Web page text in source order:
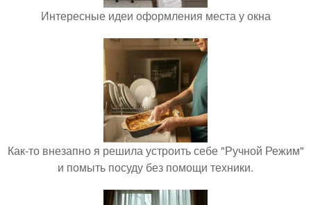
Интересные идеи оформления места у окна
Как-то внезапно я решила устроить себе "Ручной Режим"
и помыть посуду без помощи техники.